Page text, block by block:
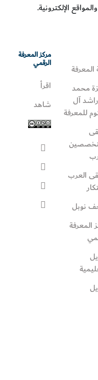
الإلكترونية.
محمد
آل
للمعرفة
العرب
نوبل
المعرفة
مركز المعرفة
الرقمي
اقرأ
شاهد